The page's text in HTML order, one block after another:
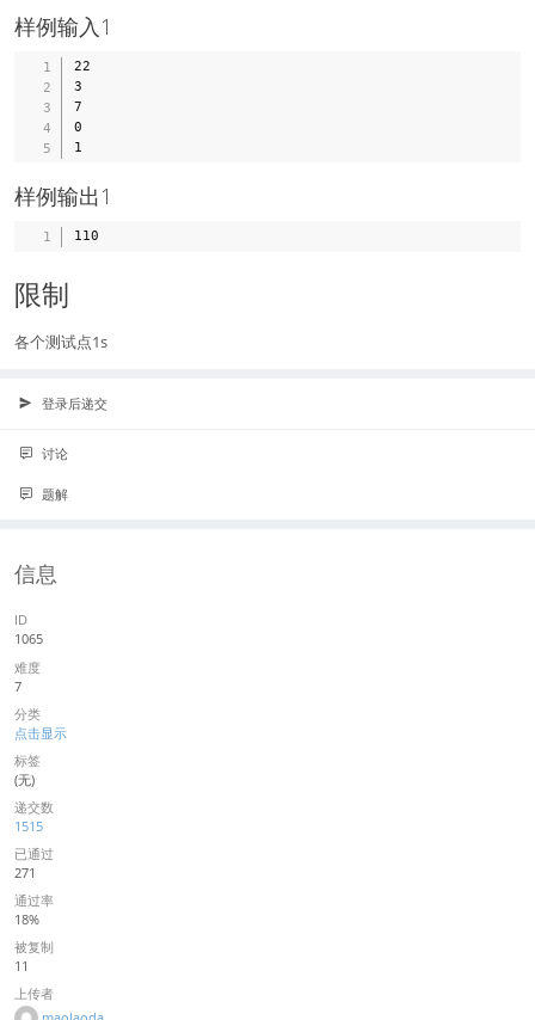
样例输入1
22
3
7
0
样例输出1
限制
各个测试点1s
登录后递交
讨论
题解
信息
ID
1065
难度
7
分类
点击显示
标签
(无)
递交数
1515
已通过
271
通过率
18%
被复制
11
上传者